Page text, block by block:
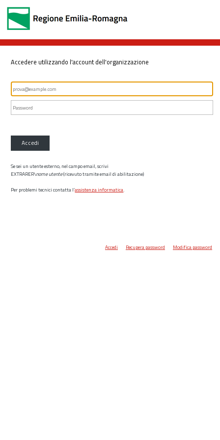
Accedere utilizzando l'account dell'organizzazione
Accedi
Se sei un utente esterno, nel campo email, scrivi
EXTRARER\nome utente(ricevuto tramite email di abilitazione)
Per problemi tecnici contatta l’assistenza informatica.
Accedi Recupera password Modifica password